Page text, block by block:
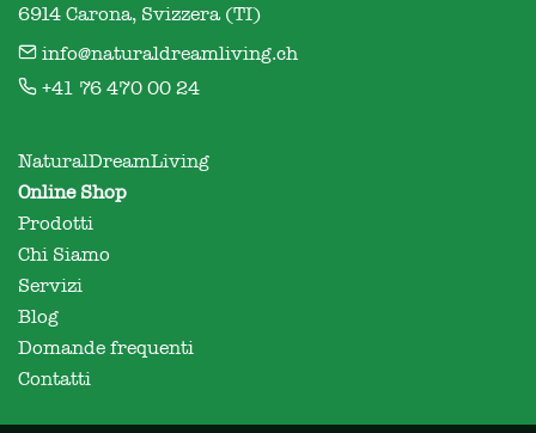
6914 Carona, Svizzera (TI)
info@naturaldreamliving.ch
+41 76 470 00 24
NaturalDreamLiving
Online Shop
Prodotti
Chi Siamo
Servizi
Blog
Domande frequenti
Contatti